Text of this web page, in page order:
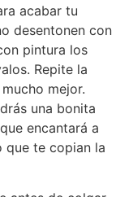
acabar tu
desentonen con
pintura los
Repite la
mejor.
una bonita
encantará a
que te copian la